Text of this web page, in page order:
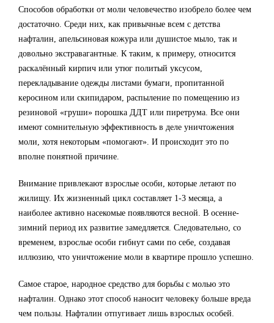
Способов обработки от моли человечество изобрело более чем
достаточно. Среди них, как привычные всем с детства
нафталин, апельсиновая кожура или душистое мыло, так и
довольно экстравагантные. К таким, к примеру, относится
раскалённый кирпич или утюг политый уксусом,
перекладывание одежды листами бумаги, пропитанной
керосином или скипидаром, распыление по помещению из
резиновой «груши» порошка ДДТ или пиретрума. Все они
имеют сомнительную эффективность в деле уничтожения
моли, хотя некоторым «помогают». И происходит это по
вполне понятной причине.
Внимание привлекают взрослые особи, которые летают по
жилищу. Их жизненный цикл составляет 1-3 месяца, а
наиболее активно насекомые появляются весной. В осенне-
зимний период их развитие замедляется. Следовательно, со
временем, взрослые особи гибнут сами по себе, создавая
иллюзию, что уничтожение моли в квартире прошло успешно.
Самое старое, народное средство для борьбы с молью это
нафталин. Однако этот способ наносит человеку больше вреда
чем пользы. Нафталин отпугивает лишь взрослых особей.